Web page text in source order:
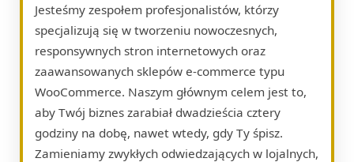
Jesteśmy zespołem profesjonalistów, którzy
specjalizują się w tworzeniu nowoczesnych,
responsywnych stron internetowych oraz
zaawansowanych sklepów e-commerce typu
WooCommerce. Naszym głównym celem jest to,
aby Twój biznes zarabiał dwadzieścia cztery
godziny na dobę, nawet wtedy, gdy Ty śpisz.
Zamieniamy zwykłych odwiedzających w lojalnych,